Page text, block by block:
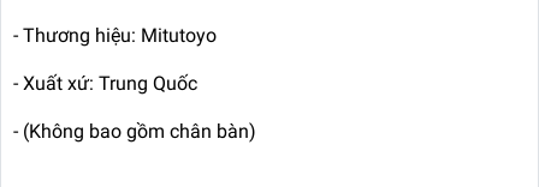
- Thương hiệu: Mitutoyo
- Xuất xứ: Trung Quốc
- (Không bao gồm chân bàn)